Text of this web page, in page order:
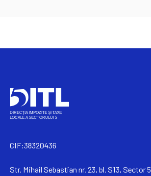
CIF:38320436
Str. Mihail Sebastian nr. 23, bl. S13, Sector 5